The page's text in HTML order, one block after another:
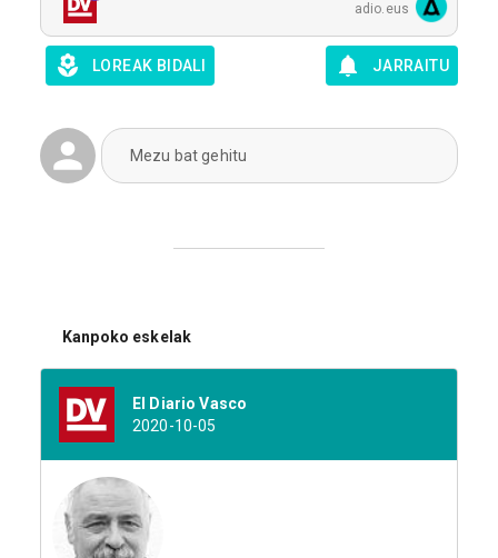
adio.eus
LOREAK BIDALI JARRAITU
Mezu bat gehitu
Kanpoko eskelak
El Diario Vasco
2020-10-05